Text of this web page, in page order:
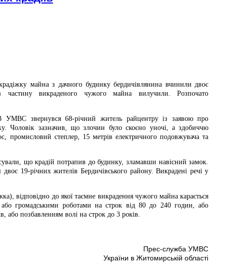
майна з дачного будинку бердичівлянина вчинили двоє
викраденого чужого майна вилучили. Розпочато
УМВС звернувся 68-річний житель райцентру із заявою про
Чоловік зазначив, що злочин було скоєно уночі, а здобиччю
промисловий степлер, 15 метрів електричного подовжувача та
що крадій потрапив до будинку, зламавши навісний замок.
19-річних жителів Бердичівського району. Викрадені речі у
відповідно до якої таємне викрадення чужого майна карається
громадськими роботами на строк від 80 до 240 годин, або
позбавленням волі на строк до 3 років.
Прес-служба УМВС
України в Житомирській області